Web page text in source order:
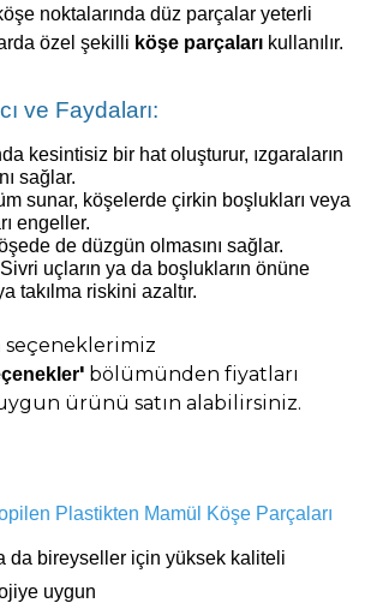
noktalarında düz parçalar yeterli
özel şekilli köşe parçaları kullanılır.
ve Faydaları:
kesintisiz bir hat oluşturur, ızgaraların
sağlar.
sunar, köşelerde çirkin boşlukları veya
engeller.
de düzgün olmasını sağlar.
uçların ya da boşlukların önüne
takılma riskini azaltır.
seçeneklerimiz
' bölümünden fiyatları
ürünü satın alabilirsiniz.
Plastikten Mamül Köşe Parçaları
da bireyseller için yüksek kaliteli
uygun